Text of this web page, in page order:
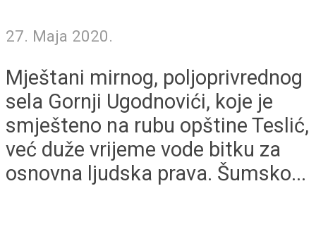
27. Maja 2020.
Mještani mirnog, poljoprivrednog
sela Gornji Ugodnovići, koje je
smješteno na rubu opštine Teslić,
već duže vrijeme vode bitku za
osnovna ljudska prava. Šumsko...